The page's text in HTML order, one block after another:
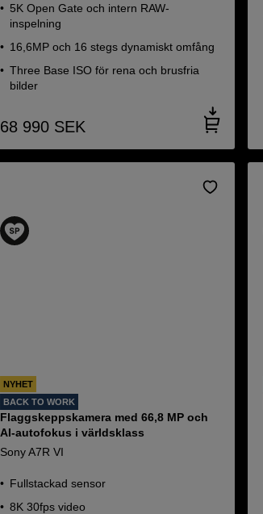
5K Open Gate och intern RAW-
inspelning
16,6MP och 16 stegs dynamiskt omfång
Three Base ISO för rena och brusfria
bilder
68 990 SEK
NYHET
BACK TO WORK
Flaggskeppskamera med 66,8 MP och
AI-autofokus i världsklass
Sony A7R VI
Fullstackad sensor
8K 30fps video